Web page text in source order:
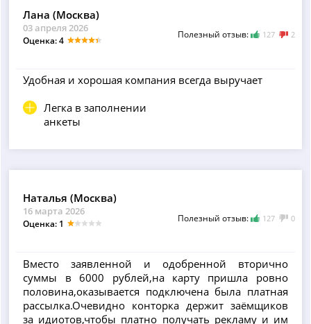
Лана (Москва)
03 апреля 2026
Оценка: 4 Полезный отзыв: 127 2
Удобная и хорошая компания всегда выручает
Легка в заполнении
анкеты
Наталья (Москва)
16 марта 2026
Оценка: 1 Полезный отзыв: 127 0
Вместо заявленной и одобренной вторично
суммы в 6000 рублей,на карту пришла ровно
половина,оказывается подключена была платная
рассылка.Очевидно конторка держит заёмщиков
за идиотов,чтобы платно получать рекламу и им